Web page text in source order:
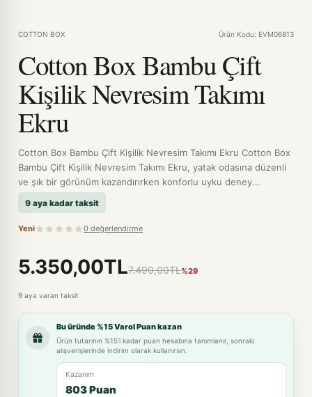
COTTON BOX Ürün Kodu: EVM06813
Cotton Box Bambu Çift
Kişilik Nevresim Takımı
Ekru
Cotton Box Bambu Çift Kişilik Nevresim Takımı Ekru Cotton Box
Bambu Çift Kişilik Nevresim Takımı Ekru, yatak odasına düzenli
ve şık bir görünüm kazandırırken konforlu uyku deney...
9 aya kadar taksit
Yeni 0 değerlendirme
5.350,00TL7.490,00TL%29
9 aya varan taksit
Bu üründe %15 Varol Puan kazan
Ürün tutarının %15'i kadar puan hesabına tanımlanır, sonraki
alışverişlerinde indirim olarak kullanırsın.
Kazanım
803 Puan